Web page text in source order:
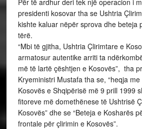
betejave anekënd Kosovës.
“Po ashtu krenohemi edhe me
brigade që sot janë bërë pjesë e
të Kosovës dhe të institucioneve të
Kosovës”, tha kryeministri Mustafa.
Në tubimin përkujtimor për Betejën e
pjesëmarrësit e udhëheqësit e saj, foli
komandant i Brigades 138 “Agim
“9 prilli i vitit 1999 është një nga datat
të historisë së Kosovës, datë e
në frontin për çlirimin e Kosovës”,
veprimtaritë e zhvilluara.